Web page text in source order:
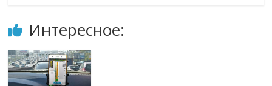
Интересное: